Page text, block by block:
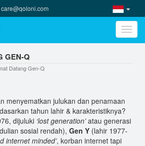
care@qoloni.com
Toggle
GEN-Q
Datang Gen-Q
menyematkan julukan dan penamaan
tahun lahir & karakteristiknya?
dijuluki ‘lost generation’atau generasi
sosial rendah), Gen Y(lahir 1977-
internet minded’, korban internet tapi
Qoloni Indonesia Bantu
Indosat yang memercayakan
Lebih Optimal Lewat Online
Ekonomi Ibu-ibu di